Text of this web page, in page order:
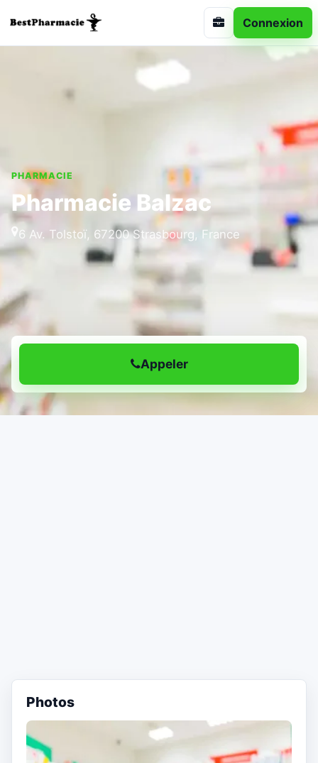
Connexion
PHARMACIE
Pharmacie Balzac
6 Av. Tolstoï, 67200 Strasbourg, France
Appeler
Photos